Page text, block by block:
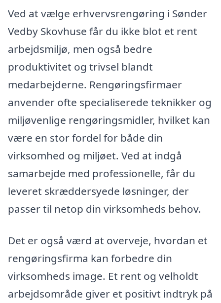
Ved at vælge erhvervsrengøring i Sønder
Vedby Skovhuse får du ikke blot et rent
arbejdsmiljø, men også bedre
produktivitet og trivsel blandt
medarbejderne. Rengøringsfirmaer
anvender ofte specialiserede teknikker og
miljøvenlige rengøringsmidler, hvilket kan
være en stor fordel for både din
virksomhed og miljøet. Ved at indgå
samarbejde med professionelle, får du
leveret skræddersyede løsninger, der
passer til netop din virksomheds behov.
Det er også værd at overveje, hvordan et
rengøringsfirma kan forbedre din
virksomheds image. Et rent og velholdt
arbejdsområde giver et positivt indtryk på